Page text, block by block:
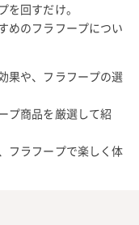
回すだけ。
めのフラフープについ
果や、フラフープの選
プ商品を厳選して紹
フラフープで楽しく体